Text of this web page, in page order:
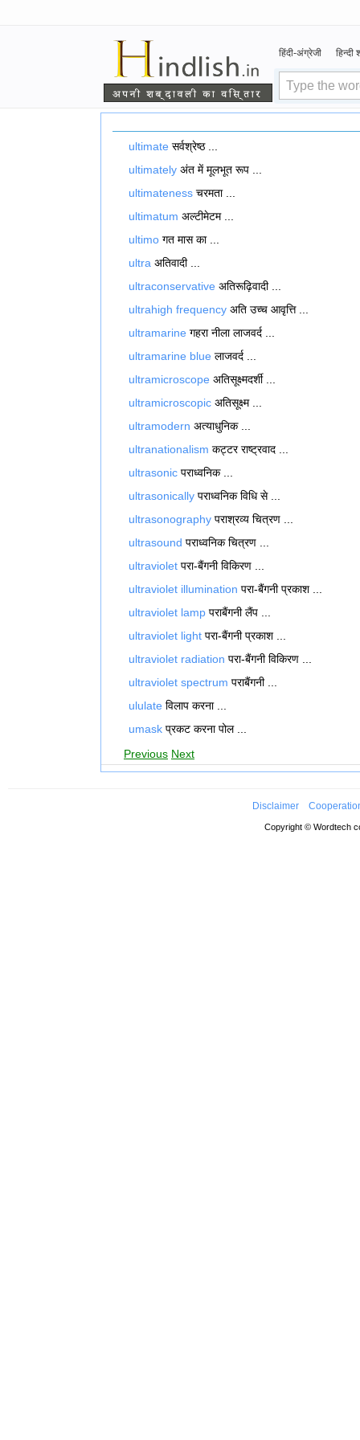
हिंदी-अंग्रेजी हिन्दी
ultimate सर्वश्रेष्ठ ...
ultimately अंत में मूलभूत रूप ...
ultimateness चरमता ...
ultimatum अल्टीमेटम ...
ultimo गत मास का ...
ultra अतिवादी ...
ultraconservative अतिरूढ़िवादी ...
ultrahigh frequency अति उच्च आवृत्ति ...
ultramarine गहरा नीला लाजवर्द ...
ultramarine blue लाजवर्द ...
ultramicroscope अतिसूक्ष्मदर्शी ...
ultramicroscopic अतिसूक्ष्म ...
ultramodern अत्याधुनिक ...
ultranationalism कट्टर राष्ट्रवाद ...
ultrasonic पराध्वनिक ...
ultrasonically पराध्वनिक विधि से ...
ultrasonography पराश्रव्य चित्रण ...
ultrasound पराध्वनिक चित्रण ...
ultraviolet परा-बैंगनी विकिरण ...
ultraviolet illumination परा-बैंगनी प्रकाश ...
ultraviolet lamp पराबैंगनी लैंप ...
ultraviolet light परा-बैंगनी प्रकाश ...
ultraviolet radiation परा-बैंगनी विकिरण ...
ultraviolet spectrum पराबैंगनी ...
ululate विलाप करना ...
umask प्रकट करना पोल ...
Previous Next
Disclaimer
Copyright © Wordtech